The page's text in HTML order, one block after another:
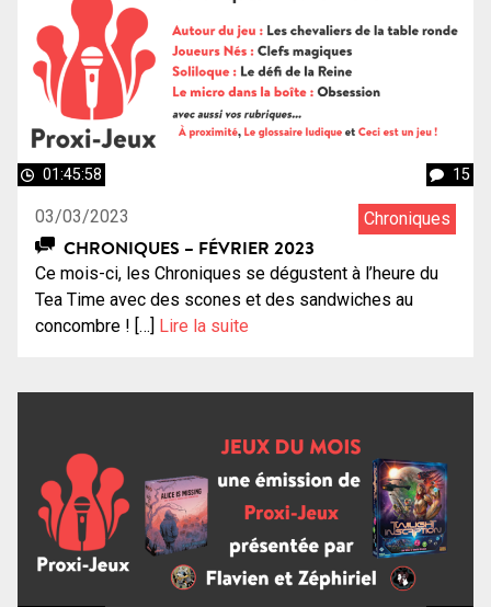
01:45:58 15
03/03/2023 Chroniques
CHRONIQUES – FÉVRIER 2023
Ce mois-ci, les Chroniques se dégustent à l’heure du
Tea Time avec des scones et des sandwiches au
concombre ! […] Lire la suite